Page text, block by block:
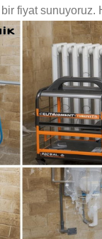
fiyat sunuyoruz.